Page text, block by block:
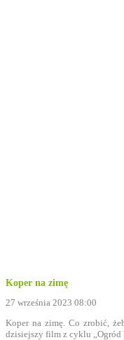
Koper na zimę
27 września 2023 08:00
Koper na zimę. Co zrobić,
dzisiejszy film z cyklu „Ogród